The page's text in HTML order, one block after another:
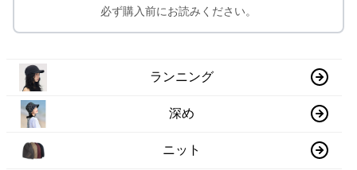
必ず購入前にお読みください。
ランニング
深め
ニット